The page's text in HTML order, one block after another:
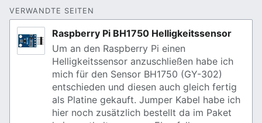
VERWANDTE SEITEN
Raspberry Pi BH1750 Helligkeitssensor
Um an den Raspberry Pi einen
Helligkeitssensor anzuschließen habe ich
mich für den Sensor BH1750 (GY-302)
entschieden und diesen auch gleich fertig
als Platine gekauft. Jumper Kabel habe ich
hier noch zusätzlich bestellt da im Paket